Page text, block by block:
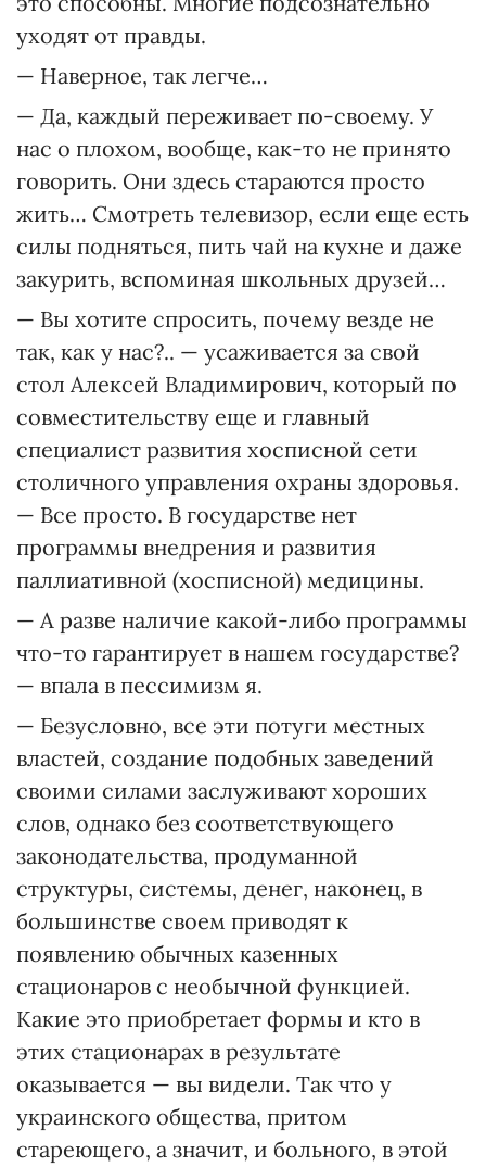
уходят от правды.
— Наверное, так легче…
— Да, каждый переживает по-своему. У
нас о плохом, вообще, как-то не принято
говорить. Они здесь стараются просто
жить… Смотреть телевизор, если еще есть
силы подняться, пить чай на кухне и даже
закурить, вспоминая школьных друзей…
— Вы хотите спросить, почему везде не
так, как у нас?.. — усаживается за свой
стол Алексей Владимирович, который по
совместительству еще и главный
специалист развития хосписной сети
столичного управления охраны здоровья.
— Все просто. В государстве нет
программы внедрения и развития
паллиативной (хосписной) медицины.
— А разве наличие какой-либо программы
что-то гарантирует в нашем государстве?
— впала в пессимизм я.
— Безусловно, все эти потуги местных
властей, создание подобных заведений
своими силами заслуживают хороших
слов, однако без соответствующего
законодательства, продуманной
структуры, системы, денег, наконец, в
большинстве своем приводят к
появлению обычных казенных
стационаров с необычной функцией.
Какие это приобретает формы и кто в
этих стационарах в результате
оказывается — вы видели. Так что у
украинского общества, притом
стареющего, а значит, и больного, в этой